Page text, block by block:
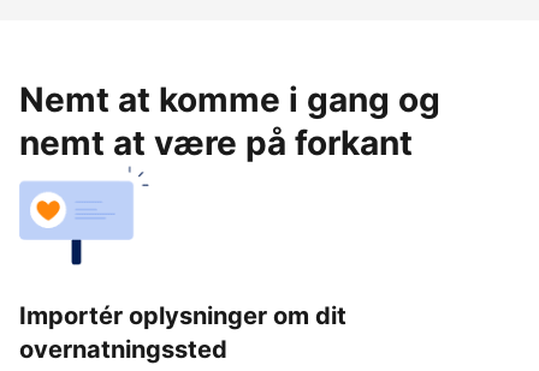
Nemt at komme i gang og
nemt at være på forkant
Importér oplysninger om dit
overnatningssted